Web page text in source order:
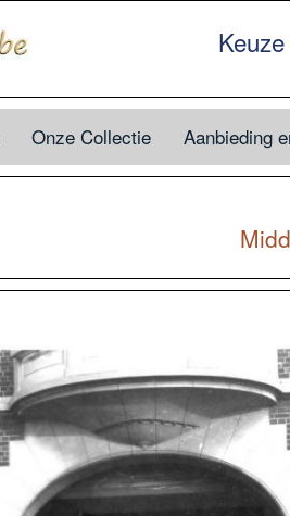
Onze Collectie Aanbieding